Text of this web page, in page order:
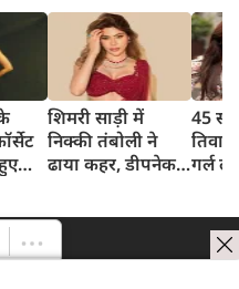
शिमरी साड़ी में
निक्की तंबोली ने
ढाया कहर, डीपनेक
45
गर्ल